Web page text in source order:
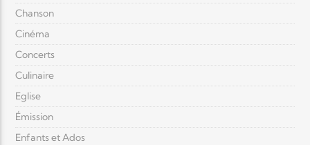
Chanson
Cinéma
Concerts
Culinaire
Eglise
Émission
Enfants et Ados